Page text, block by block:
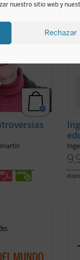
nuestro sitio web y
Rechazar
libro es
profundo
anuncio de
hombre en